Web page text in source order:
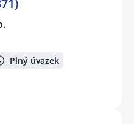
Plný úvazek